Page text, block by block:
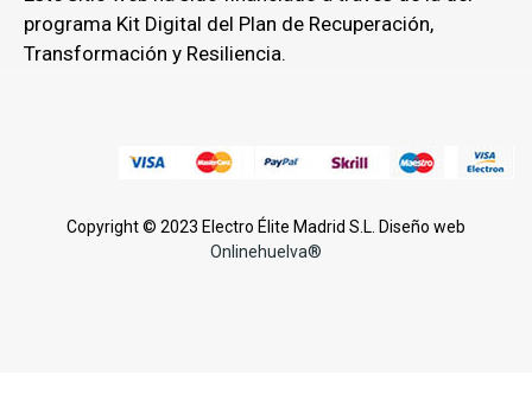
programa Kit Digital del Plan de Recuperación,
Transformación y Resiliencia.
Copyright © 2023 Electro Élite Madrid S.L. Diseño web
Onlinehuelva®